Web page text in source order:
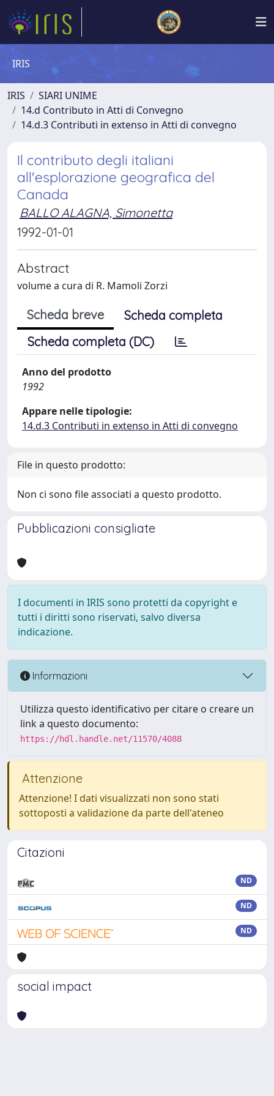
IRIS
IRIS
SIARI UNIME
14.d Contributo in Atti di Convegno
14.d.3 Contributi in extenso in Atti di convegno
Il contributo degli italiani
all'esplorazione geografica del
Canada
BALLO ALAGNA, Simonetta
1992-01-01
Abstract
volume a cura di R. Mamoli Zorzi
Scheda breve
Scheda completa
Scheda completa (DC)
Anno del prodotto
1992
Appare nelle tipologie:
14.d.3 Contributi in extenso in Atti di convegno
File in questo prodotto:
Non ci sono file associati a questo prodotto.
Pubblicazioni consigliate
I documenti in IRIS sono protetti da copyright e
tutti i diritti sono riservati, salvo diversa
indicazione.
Informazioni
Utilizza questo identificativo per citare o creare un
link a questo documento:
https://hdl.handle.net/11570/4088
Attenzione
Attenzione! I dati visualizzati non sono stati
sottoposti a validazione da parte dell'ateneo
Citazioni
ND
ND
ND
social impact